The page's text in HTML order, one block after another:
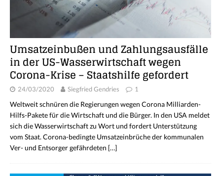
Umsatzeinbußen und Zahlungsausfälle
in der US-Wasserwirtschaft wegen
Corona-Krise – Staatshilfe gefordert
24/03/2020 Siegfried Gendries 1
Weltweit schnüren die Regierungen wegen Corona Milliarden-
Hilfs-Pakete für die Wirtschaft und die Bürger. In den USA meldet
sich die Wasserwirtschaft zu Wort und fordert Unterstützung
vom Staat. Corona-bedingte Umsatzeinbrüche der kommunalen
Ver- und Entsorger gefährdeten […]